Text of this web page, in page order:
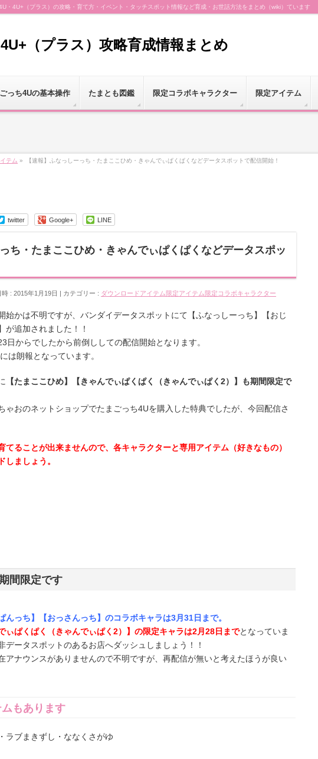
・4U+（プラス）の攻略・育て方・イベント・タッチスポット情報など育成・お世話方法をまとめ（wiki）ています
（プラス）攻略育成情報まとめ
っち4Uの基本操作 たまとも図鑑 限定コラボキャラクター 限定アイテム
テム » 【速報】ふなっしーっち・たまここひめ・きゃんでぃぱくぱくなどデータスポットで配信開始！
twitter Google+ LINE
ち・たまここひめ・きゃんでぃぱくぱくなどデータスポッ
: 2015年1月19日 カテゴリー : ダウンロードアイテム 限定アイテム 限定コラボキャラクター
始かは不明ですが、バンダイデータスポットにて【ふなっしーっち】【おじ
が追加されました！！
日からでしたから前倒ししての配信開始となります。
は朗報となっています。
【たまここひめ】【きゃんでぃぱくぱく（きゃんでぃぱく2）】も期間限定で
ゃおのネットショップでたまごっち4Uを購入した特典でしたが、今回配信さ
ることが出来ませんので、各キャラクターと専用アイテム（好きなもの）
しましょう。
間限定です
んっち】【おっさんっち】のコラボキャラは3月31日まで。
ぃぱくぱく（きゃんでぃぱく2）】の限定キャラは2月28日までとなっていま
データスポットのあるお店へダッシュしましょう！！
アナウンスがありませんので不明ですが、再配信が無いと考えたほうが良い
もあります
ラブまきずし・ななくさがゆ